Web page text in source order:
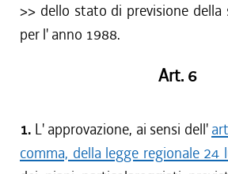
>> dello stato di previsione della
per l' anno 1988.
Art. 6
1. L' approvazione, ai sensi dell'
comma, della legge regionale 24